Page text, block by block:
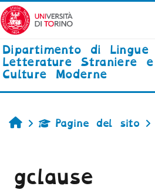
Vai al contenuto principale
Dipartimento di Lingue
Letterature Straniere e
Culture Moderne
HomePagine del sito
gclause